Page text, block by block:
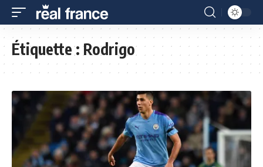
Étiquette :Rodrigo